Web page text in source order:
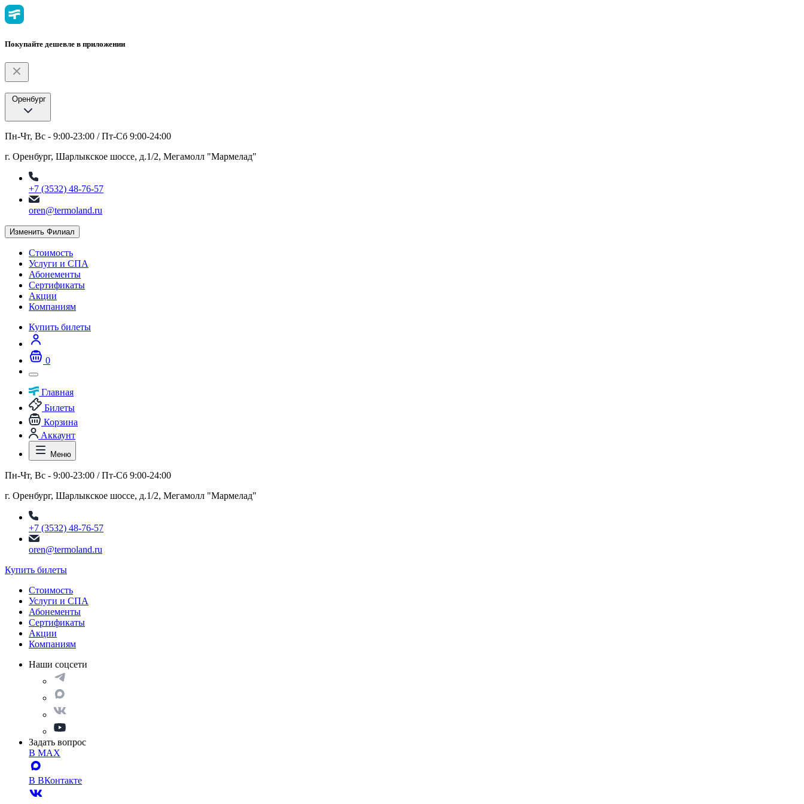
Покупайте дешевле в приложении
Оренбург
Пн-Чт, Вс - 9:00-23:00 / Пт-Сб 9:00-24:00
г. Оренбург, Шарлыкское шоссе, д.1/2, Мегамолл "Мармелад"
+7 (3532) 48-76-57
oren@termoland.ru
Изменить Филиал
Стоимость
Услуги и СПА
Абонементы
Сертификаты
Акции
Компаниям
Купить билеты
0
Главная
Билеты
Корзина
Аккаунт
Меню
Пн-Чт, Вс - 9:00-23:00 / Пт-Сб 9:00-24:00
г. Оренбург, Шарлыкское шоссе, д.1/2, Мегамолл "Мармелад"
+7 (3532) 48-76-57
oren@termoland.ru
Купить билеты
Стоимость
Услуги и СПА
Абонементы
Сертификаты
Акции
Компаниям
Наши соцсети
Задать вопрос
В MAX
В ВКонтакте